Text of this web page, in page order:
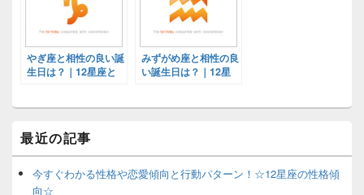
やぎ座と相性の良い誕
生日は？｜12星座と
みずがめ座と相性の良
い誕生日は？｜12星
最近の記事
今すぐわかる性格や恋愛傾向と行動パターン！☆12星座の性格傾
向☆